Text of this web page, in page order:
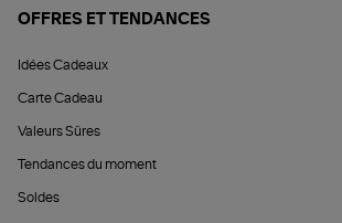
OFFRES ET TENDANCES
Idées Cadeaux
Carte Cadeau
Valeurs Sûres
Tendances du moment
Soldes